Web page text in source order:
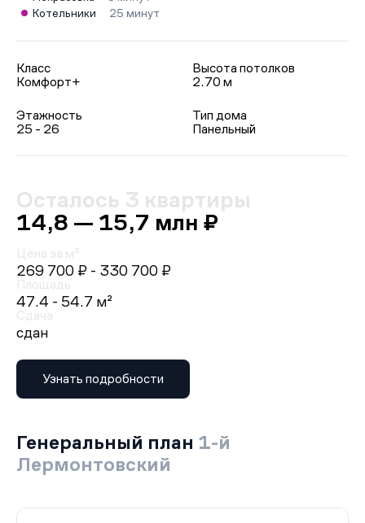
Котельники
25 минут
Класс
Комфорт+
Высота потолков
2.70 м
Этажность
25 - 26
Тип дома
Панельный
Осталось 3 квартиры
14,8 — 15,7 млн ₽
Цена за м²
269 700 ₽ - 330 700 ₽
Площадь
47.4 - 54.7 м²
Сдача
сдан
Узнать подробности
Генеральный план 1-й
Лермонтовский